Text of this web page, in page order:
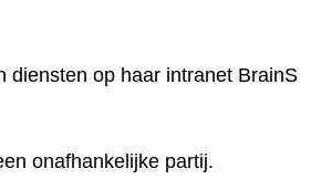
diensten op haar intranet BrainS
onafhankelijke partij.